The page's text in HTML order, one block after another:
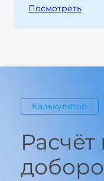
Посмотреть
Калькулятор